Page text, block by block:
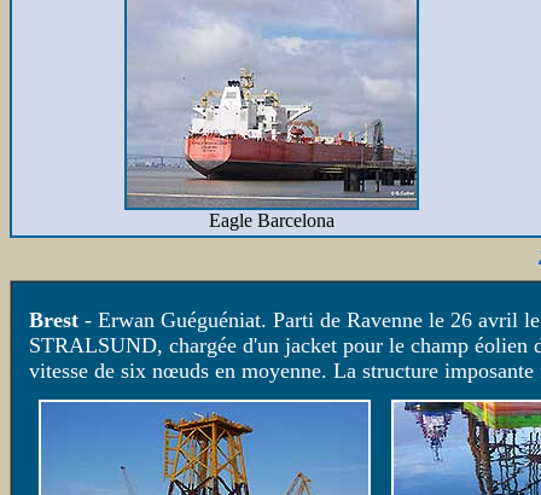
Eagle Barcelona
Brest - Erwan Guéguéniat. Parti de Ravenne le 26 avril
STRALSUND, chargée d'un jacket pour le champ éolien
vitesse de six nœuds en moyenne. La structure